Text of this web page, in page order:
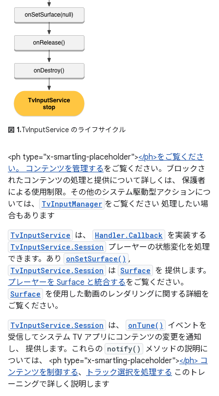
図 1.TvInputService のライフサイクル
<ph type="x-smartling-placeholder"></ph>をご覧くださ
い。 コンテンツを管理するをご覧ください。ブロックさ
れたコンテンツの処理と提供について詳しくは、 保護者
による使用制限。その他のシステム駆動型アクションにつ
いては、
TvInputManager をご覧ください 処理したい場
合もあります
TvInputService は、 Handler.Callback を実装する
TvInputService.Session
プレーヤーの状態変化を処理
できます。あり
onSetSurface() ,
TvInputService.Session は Surface を 提供します。
プレーヤーを Surface と統合するをご覧ください。
Surface を使用した動画のレンダリングに関する詳細を
ご覧ください。
TvInputService.Session は、 onTune()
イベントを
受信してシステム TV アプリにコンテンツの変更を通知
し、 提供します。これらの notify()
メソッドの説明に
ついては、 <ph type="x-smartling-placeholder"></ph> コ
ンテンツを制御する、 トラック選択を処理する このトレ
ーニングで詳しく説明します